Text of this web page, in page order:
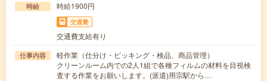
時給 時給1900円
交通費
交通費支給有り
仕事内容
軽作業（仕分け・ピッキング・検品、商品管理）
クリーンルーム内での2人1組で各種フィルムの材料を目視検
査する作業をお願いします。(派遣)用宗駅から…